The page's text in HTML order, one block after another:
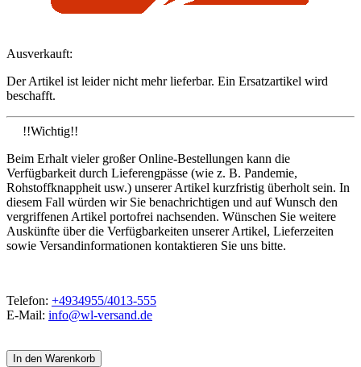
Ausverkauft:
Der Artikel ist leider nicht mehr lieferbar. Ein Ersatzartikel wird
beschafft.
!!Wichtig!!
Beim Erhalt vieler großer Online-Bestellungen kann die
Verfügbarkeit durch Lieferengpässe (wie z. B. Pandemie,
Rohstoffknappheit usw.) unserer Artikel kurzfristig überholt sein. In
diesem Fall würden wir Sie benachrichtigen und auf Wunsch den
vergriffenen Artikel portofrei nachsenden. Wünschen Sie weitere
Auskünfte über die Verfügbarkeiten unserer Artikel, Lieferzeiten
sowie Versandinformationen kontaktieren Sie uns bitte.
Telefon: +4934955/4013-555
E-Mail: info@wl-versand.de